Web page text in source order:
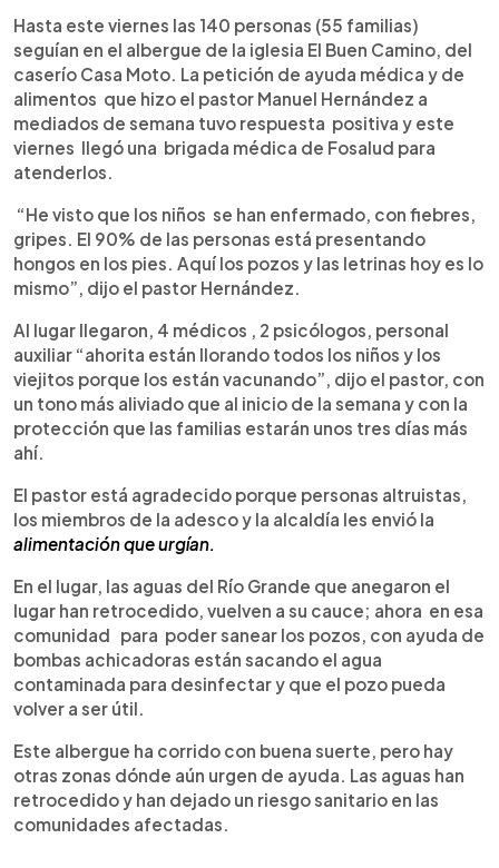
Hasta este viernes las 140 personas (55 familias)
seguían en el albergue de la iglesia El Buen Camino, del
caserío Casa Moto. La petición de ayuda médica y de
alimentos que hizo el pastor Manuel Hernández a
mediados de semana tuvo respuesta positiva y este
viernes llegó una brigada médica de Fosalud para
atenderlos.
“He visto que los niños se han enfermado, con fiebres,
gripes. El 90% de las personas está presentando
hongos en los pies. Aquí los pozos y las letrinas hoy es lo
mismo”, dijo el pastor Hernández.
Al lugar llegaron, 4 médicos , 2 psicólogos, personal
auxiliar “ahorita están llorando todos los niños y los
viejitos porque los están vacunando”, dijo el pastor, con
un tono más aliviado que al inicio de la semana y con la
protección que las familias estarán unos tres días más
ahí.
El pastor está agradecido porque personas altruistas,
los miembros de la adesco y la alcaldía les envió la
alimentación que urgían.
En el lugar, las aguas del Río Grande que anegaron el
lugar han retrocedido, vuelven a su cauce; ahora en esa
comunidad para poder sanear los pozos, con ayuda de
bombas achicadoras están sacando el agua
contaminada para desinfectar y que el pozo pueda
volver a ser útil.
Este albergue ha corrido con buena suerte, pero hay
otras zonas dónde aún urgen de ayuda. Las aguas han
retrocedido y han dejado un riesgo sanitario en las
comunidades afectadas.